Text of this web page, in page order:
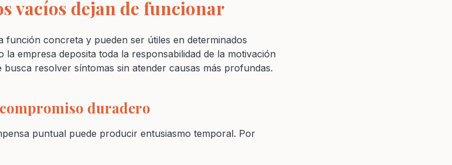
vacíos dejan de funcionar
función concreta y pueden ser útiles en determinados
empresa deposita toda la responsabilidad de la motivación
resolver síntomas sin atender causas más profundas.
duradero
puntual puede producir entusiasmo temporal. Por